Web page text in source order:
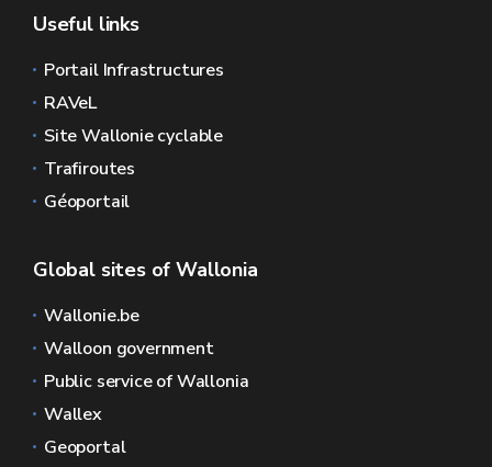
Useful links
Portail Infrastructures
RAVeL
Site Wallonie cyclable
Trafiroutes
Géoportail
Global sites of Wallonia
Wallonie.be
Walloon government
Public service of Wallonia
Wallex
Geoportal